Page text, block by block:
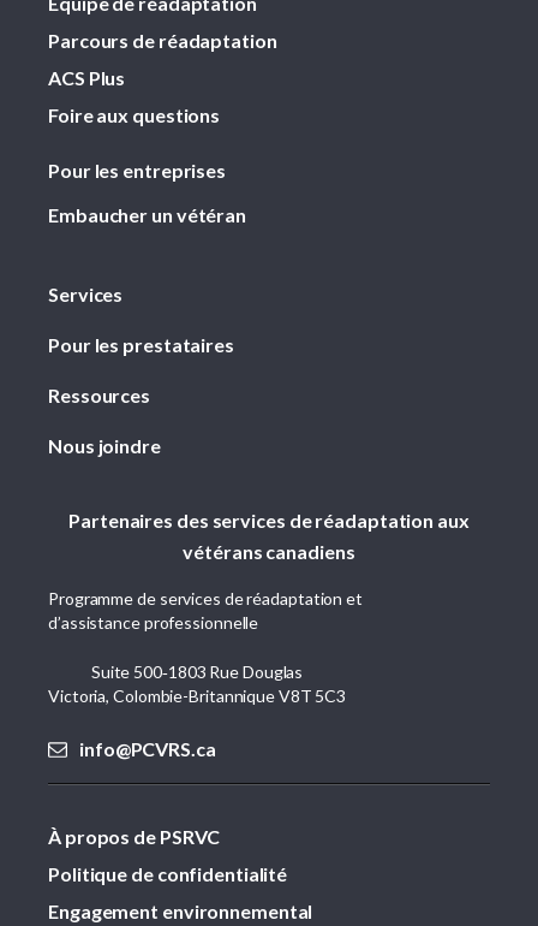
Parcours de réadaptation
ACS Plus
Foire aux questions
Pour les entreprises
Embaucher un vétéran
Services
Pour les prestataires
Ressources
Nous joindre
Partenaires des services de réadaptation aux
vétérans canadiens
Programme de services de réadaptation et
d’assistance professionnelle
Suite 500‑1803 Rue Douglas
Victoria, Colombie-Britannique V8T 5C3
info@PCVRS.ca
À propos de PSRVC
Politique de confidentialité
Engagement environnemental